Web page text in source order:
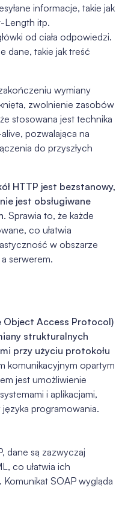
informacje, takie jak
Length itp.
od ciała odpowiedzi.
dane, takie jak treść
wymiany
zwolnienie zasobów
stosowana jest technika
pozwalająca na
do przyszłych
HTTP jest bezstanowy,
jest obsługiwane
. Sprawia to, że każde
co ułatwia
w obszarze
serwerem.
Object Access Protocol)
strukturalnych
przy użyciu protokołu
komunikacyjnym opartym
jest umożliwienie
i aplikacjami,
programowania.
dane są zazwyczaj
co ułatwia ich
SOAP wygląda